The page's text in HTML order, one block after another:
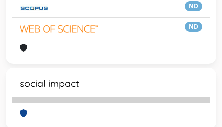
ND
ND
social impact